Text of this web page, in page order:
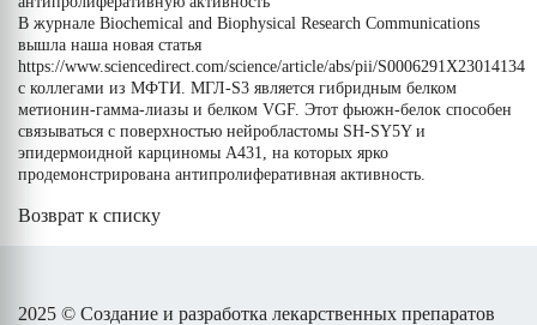
В журнале Biochemical and Biophysical Research Communications
вышла наша новая статья
https://www.sciencedirect.com/science/article/abs/pii/S0006291X23014134
с коллегами из МФТИ. МГЛ-S3 является гибридным белком
метионин-гамма-лиазы и белком VGF. Этот фьюжн-белок способен
связываться с поверхностью нейробластомы SH-SY5Y и
эпидермоидной карциномы А431, на которых ярко
продемонстрирована антипролиферативная активность.
Возврат к списку
2025 © Создание и разработка лекарственных препаратов